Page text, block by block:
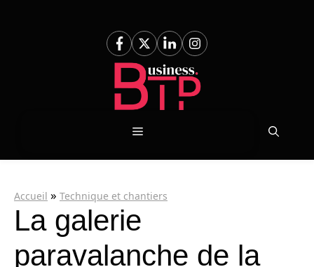
Menu
Accueil » Technique et chantiers
La galerie
paravalanche de la